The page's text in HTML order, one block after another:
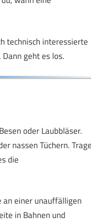
technisch interessierte
geht es los.
oder Laubbläser.
nassen Tüchern.
die
an einer unauffälligen
in Bahnen und